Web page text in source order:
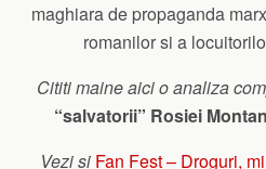
maghiara de propaganda
romanilor si a
Cititi maine aici o analiza
“salvatorii” Rosiei
Vezi si Fan Fest – Droguri,